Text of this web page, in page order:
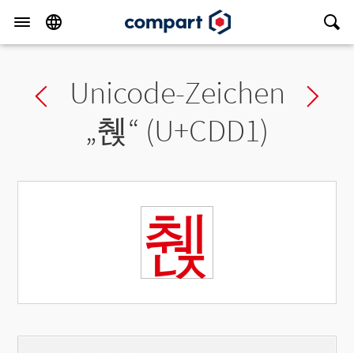
Previous char
Unicode-Zeichen
„췑“ (U+CDD1)
췑